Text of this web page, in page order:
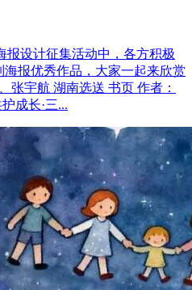
报设计征集活动中，各方积极
报优秀作品，大家一起来欣赏
张宇航 湖南选送 书页 作者：
成长·三...